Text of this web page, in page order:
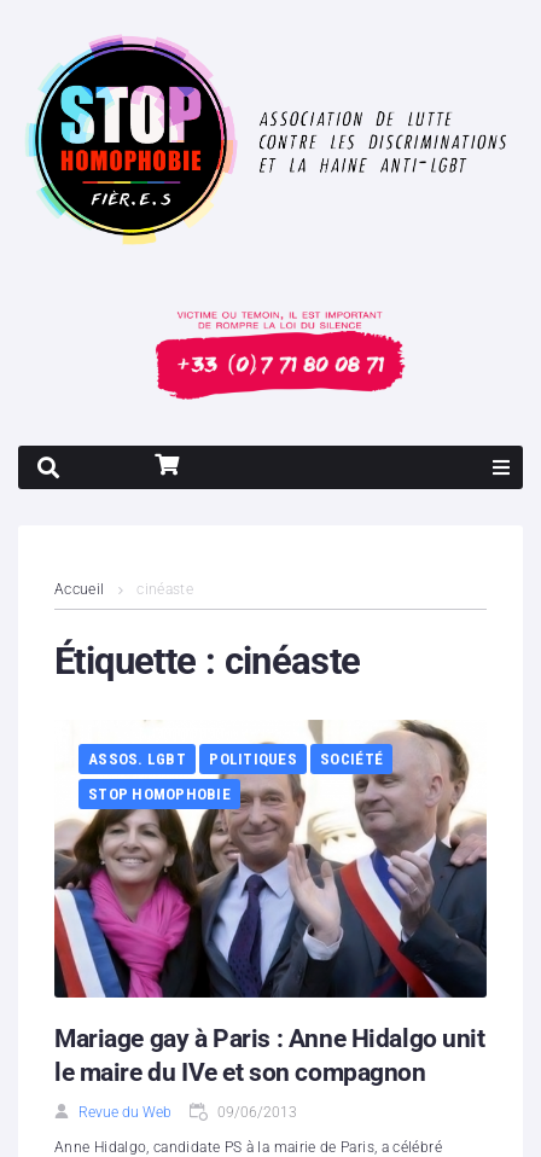
Contenus litigieux
Boutique
Partenaires
Contacts
Hébergement solidaire
Accueil cinéaste
Étiquette : cinéaste
ASSOS. LGBT POLITIQUES
SOCIÉTÉ
STOP HOMOPHOBIE
Mariage gay à Paris : Anne Hidalgo unit
le maire du IVe et son compagnon
Revue du Web 09/06/2013
Anne Hidalgo, candidate PS à la mairie de Paris, a célébré